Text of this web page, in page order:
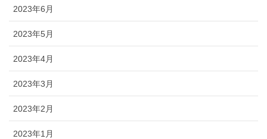
2023年6月
2023年5月
2023年4月
2023年3月
2023年2月
2023年1月